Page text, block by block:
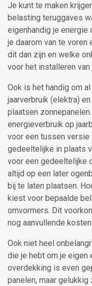
Je kunt te maken
belasting teruggaves
eigenhandig je energie
je daarom van te
dit dan zijn en welke
voor het installeren van
Ook is het handig om
jaarverbruik (elektra)
plaatsen
energieverbruik op
voor een tussen versie
gedeeltelijke in plaats
voor een gedeeltelijke
altijd op een later
bij te laten plaatsen.
kiest voor bepaalde
omvormers. Dit
nog aanvullende
Ook niet heel
die je hebt om je eigen
overdekking is even
panelen, maar